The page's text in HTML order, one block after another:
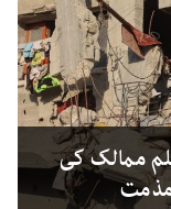
عرب سمیت 8 مسلم ممالک کی
مذمت